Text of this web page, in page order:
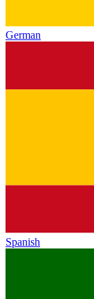
German
Spanish